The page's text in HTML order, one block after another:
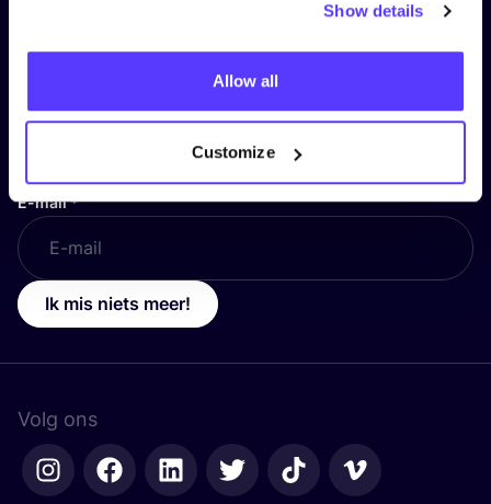
Show details
Allow all
Customize
Schrijf je in op onze nieuwsbrief
en blijf op de hoogte!
Voornaam*
E-mail*
Ik mis niets meer!
Volg ons